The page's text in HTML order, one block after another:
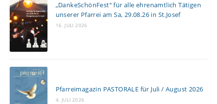
„DankeSchönFest“ für alle ehrenamtlich Tätigen
unserer Pfarrei am Sa, 29.08.26 in St.Josef
16. JULI 2026
Pfarreimagazin PASTORALE für Juli / August 2026
4. JULI 2026